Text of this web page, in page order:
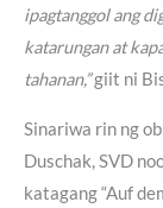
ipagtanggol ang
katarungan at
tahanan,”giit ni
Sinariwa rin ng
Duschak, SVD
katagang “Auf